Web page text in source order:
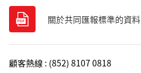
關於共同匯報標準的資料
顧客熱線 : (852) 8107 0818